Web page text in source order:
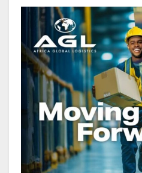
de FCFA,
Gabon :
renforcent
acteurs du
améliorer
projets
Gabon :
Directeur